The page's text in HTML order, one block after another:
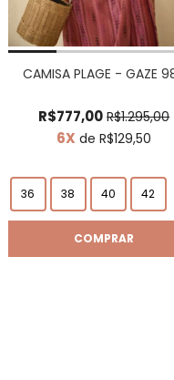
CAMISA PLAGE - GAZE
R$777,00 R$1.295,00
6X de R$129,50
36 38 40 42
COMPRAR